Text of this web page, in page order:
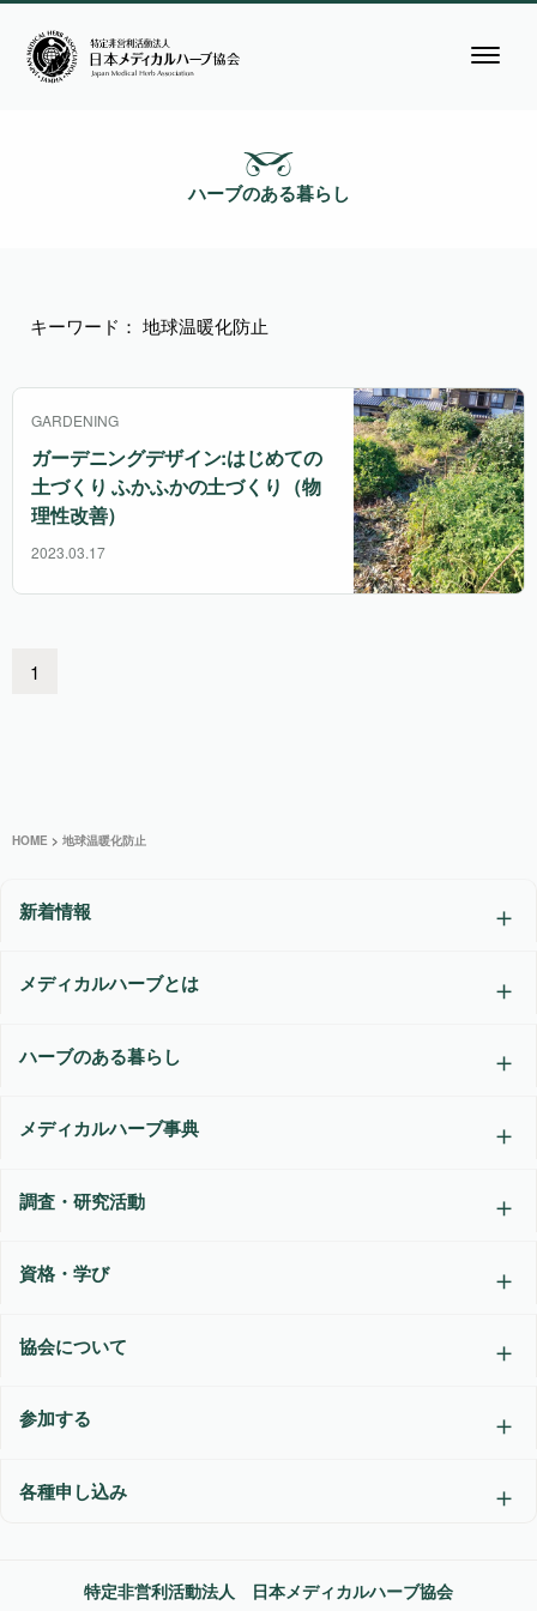
ハーブのある暮らし
キーワード： 地球温暖化防止
GARDENING
ガーデニングデザイン:はじめての
土づくり ふかふかの土づくり（物
理性改善）
2023.03.17
1
HOME > 地球温暖化防止
新着情報
メディカルハーブとは
ハーブのある暮らし
メディカルハーブ事典
調査・研究活動
資格・学び
協会について
参加する
各種申し込み
特定非営利活動法人 日本メディカルハーブ協会